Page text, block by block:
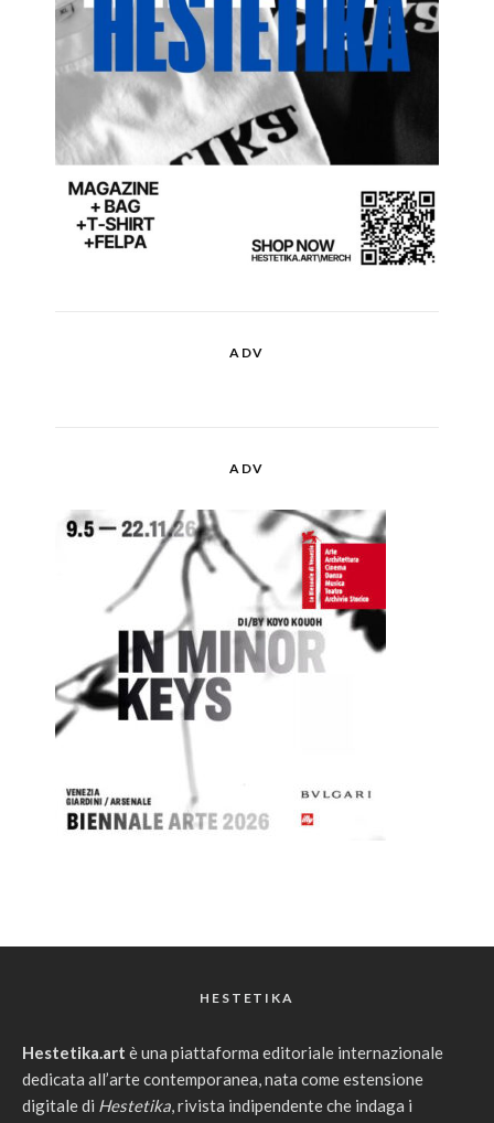
ADV
ADV
HESTETIKA
Hestetika.art è una piattaforma editoriale internazionale
dedicata all’arte contemporanea, nata come estensione
digitale di Hestetika, rivista indipendente che indaga i